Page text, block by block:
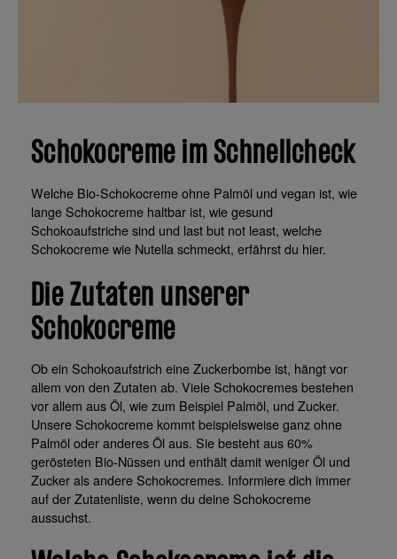
Schokocreme im Schnellcheck
Welche Bio-Schokocreme ohne Palmöl und vegan ist, wie
lange Schokocreme haltbar ist, wie gesund
Schokoaufstriche sind und last but not least, welche
Schokocreme wie Nutella schmeckt, erfährst du hier.
Die Zutaten unserer
Schokocreme
Ob ein Schokoaufstrich eine Zuckerbombe ist, hängt vor
allem von den Zutaten ab. Viele Schokocremes bestehen
vor allem aus Öl, wie zum Beispiel Palmöl, und Zucker.
Unsere Schokocreme kommt beispielsweise ganz ohne
Palmöl oder anderes Öl aus. Sie besteht aus 60%
gerösteten Bio-Nüssen und enthält damit weniger Öl und
Zucker als andere Schokocremes. Informiere dich immer
auf der Zutatenliste, wenn du deine Schokocreme
aussuchst.